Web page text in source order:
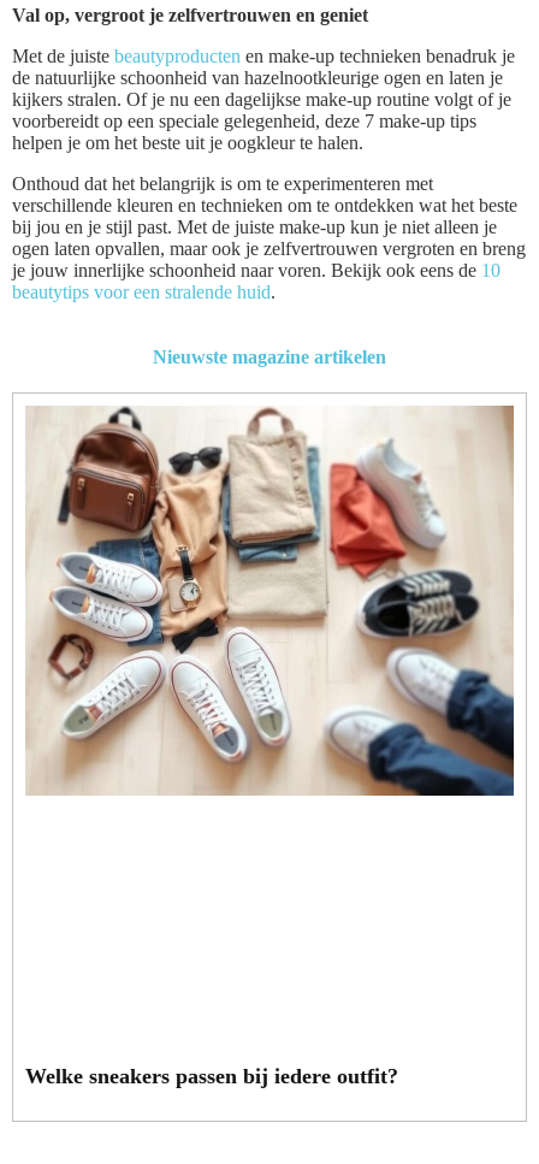
Val op, vergroot je zelfvertrouwen en geniet
Met de juiste beautyproducten en make-up technieken benadruk je
de natuurlijke schoonheid van hazelnootkleurige ogen en laten je
kijkers stralen. Of je nu een dagelijkse make-up routine volgt of je
voorbereidt op een speciale gelegenheid, deze 7 make-up tips
helpen je om het beste uit je oogkleur te halen.
Onthoud dat het belangrijk is om te experimenteren met
verschillende kleuren en technieken om te ontdekken wat het beste
bij jou en je stijl past. Met de juiste make-up kun je niet alleen je
ogen laten opvallen, maar ook je zelfvertrouwen vergroten en breng
je jouw innerlijke schoonheid naar voren. Bekijk ook eens de 10
beautytips voor een stralende huid.
Nieuwste magazine artikelen
Welke sneakers passen bij iedere outfit?